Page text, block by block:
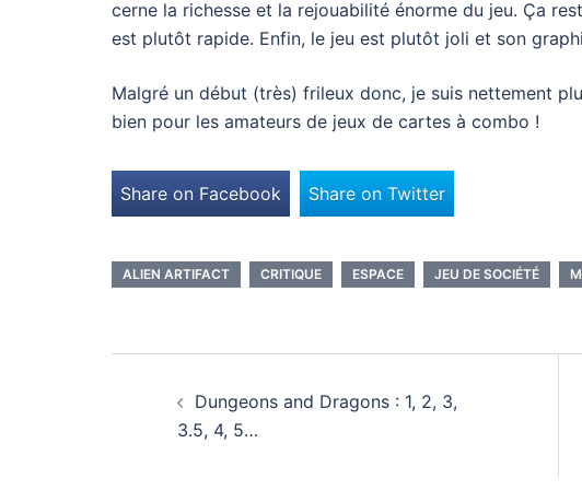
cerne la richesse et la rejouabilité énorme du jeu. Ça
est plutôt rapide. Enfin, le jeu est plutôt joli et son
Malgré un début (très) frileux donc, je suis nettement
bien pour les amateurs de jeux de cartes à combo !
Share on Facebook Share on Twitter
ALIEN ARTIFACT CRITIQUE ESPACE JEU DE SOCIÉTÉ
d’articleDungeons and Dragons : 1, 2, 3,
3.5, 4, 5…